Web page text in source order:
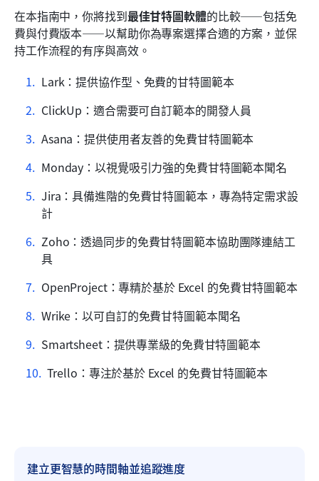
在本指南中，你將找到最佳甘特圖軟體的比較——包括免
費與付費版本——以幫助你為專案選擇合適的方案，並保
持工作流程的有序與高效。
Lark：提供協作型、免費的甘特圖範本
ClickUp：適合需要可自訂範本的開發人員
Asana：提供使用者友善的免費甘特圖範本
Monday：以視覺吸引力強的免費甘特圖範本聞名
Jira：具備進階的免費甘特圖範本，專為特定需求設
計
Zoho：透過同步的免費甘特圖範本協助團隊連結工
具
OpenProject：專精於基於 Excel 的免費甘特圖範本
Wrike：以可自訂的免費甘特圖範本聞名
Smartsheet：提供專業級的免費甘特圖範本
Trello：專注於基於 Excel 的免費甘特圖範本
建立更智慧的時間軸並追蹤進度
結論
常見問題
相關閱讀